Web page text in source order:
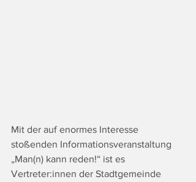
Mit der auf enormes Interesse
stoßenden Informationsveranstaltung
„Man(n) kann reden!“ ist es
Vertreter:innen der Stadtgemeinde